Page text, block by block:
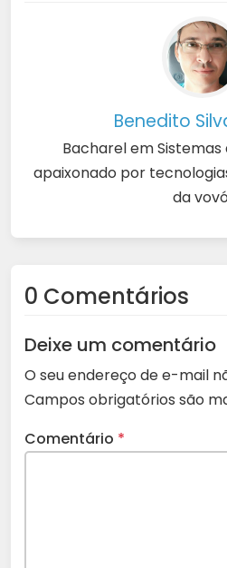
Benedito
Bacharel em
apaixonado por
da
0 Comentários
Deixe um comentário
O seu endereço de e-mail
Campos obrigatórios são
Comentário *